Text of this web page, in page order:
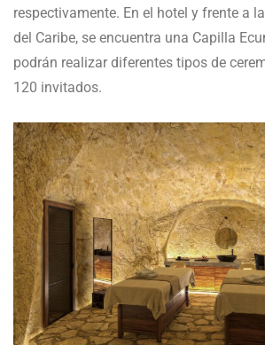
respectivamente. En el hotel y frente a
del Caribe, se encuentra una Capilla
podrán realizar diferentes tipos de
120 invitados.